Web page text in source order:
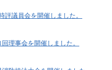
評議員会を開催しました。
理事会を開催しました。